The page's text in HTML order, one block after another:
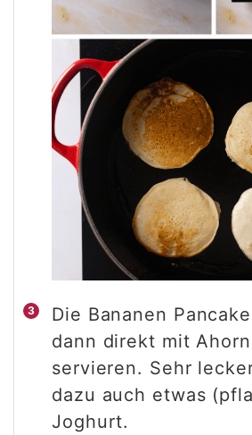
Die Bananen
dann direkt mit
servieren. Sehr
dazu auch etwas
Joghurt.